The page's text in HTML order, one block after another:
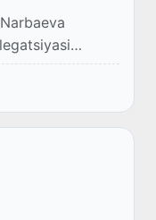
Parlamentlar